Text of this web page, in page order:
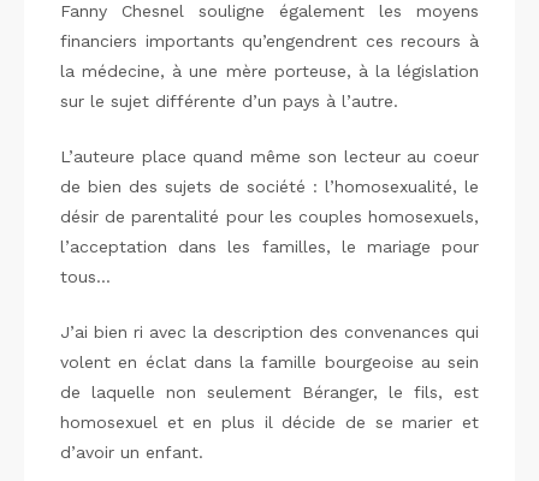
Fanny Chesnel souligne également les moyens
financiers importants qu’engendrent ces recours à
la médecine, à une mère porteuse, à la législation
sur le sujet différente d’un pays à l’autre.
L’auteure place quand même son lecteur au coeur
de bien des sujets de société : l’homosexualité, le
désir de parentalité pour les couples homosexuels,
l’acceptation dans les familles, le mariage pour
tous…
J’ai bien ri avec la description des convenances qui
volent en éclat dans la famille bourgeoise au sein
de laquelle non seulement Béranger, le fils, est
homosexuel et en plus il décide de se marier et
d’avoir un enfant.